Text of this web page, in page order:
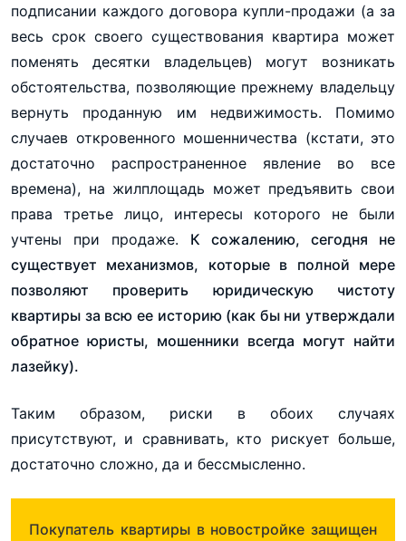
подписании каждого договора купли-продажи (а за
весь срок своего существования квартира может
поменять десятки владельцев) могут возникать
обстоятельства, позволяющие прежнему владельцу
вернуть проданную им недвижимость. Помимо
случаев откровенного мошенничества (кстати, это
достаточно распространенное явление во все
времена), на жилплощадь может предъявить свои
права третье лицо, интересы которого не были
учтены при продаже. К сожалению, сегодня не
существует механизмов, которые в полной мере
позволяют проверить юридическую чистоту
квартиры за всю ее историю (как бы ни утверждали
обратное юристы, мошенники всегда могут найти
лазейку).
Таким образом, риски в обоих случаях
присутствуют, и сравнивать, кто рискует больше,
достаточно сложно, да и бессмысленно.
Покупатель квартиры в новостройке защищен